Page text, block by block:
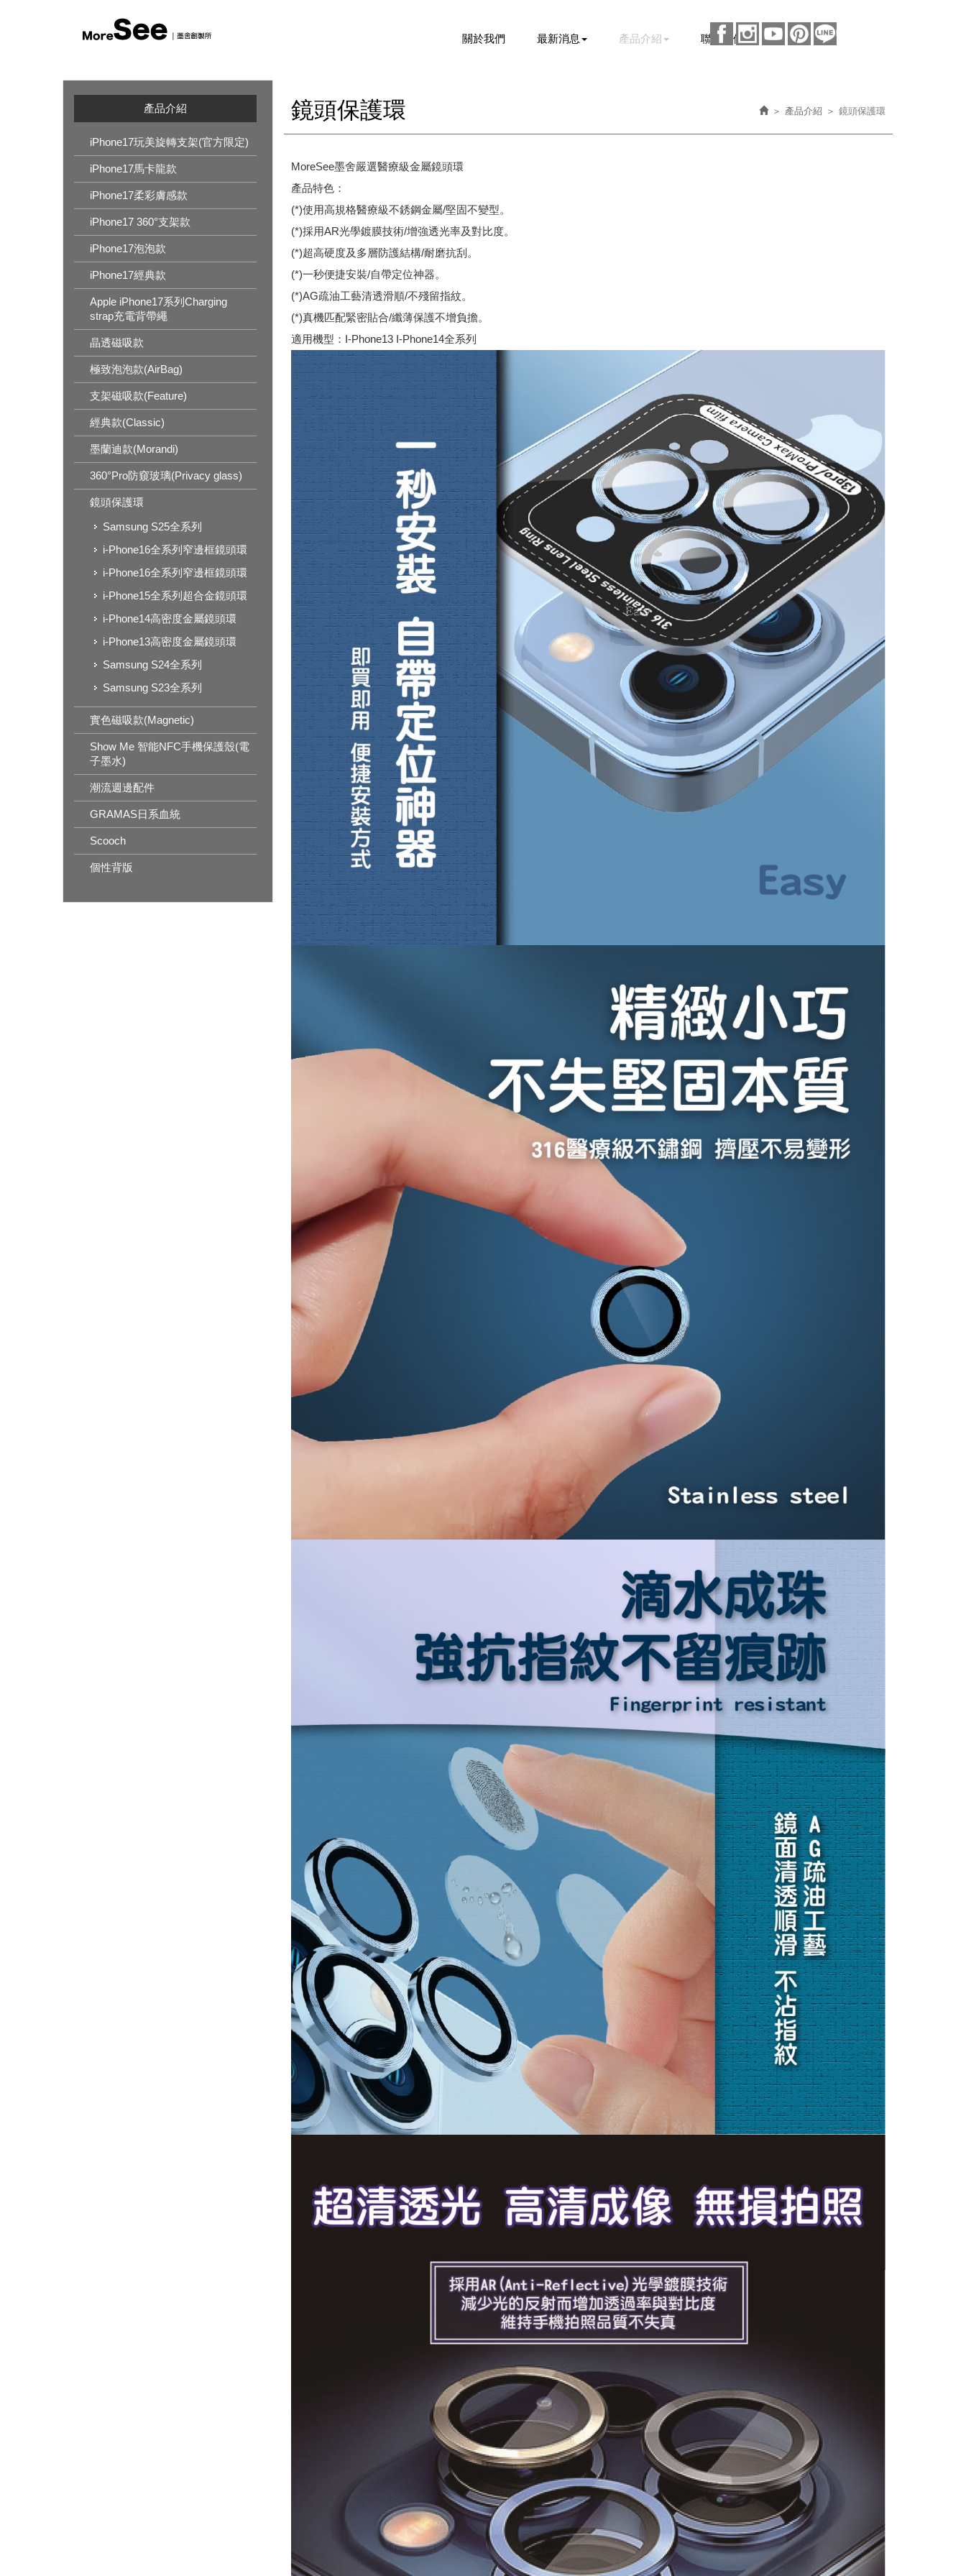
關於我們 最新消息 產品介紹 聯絡我們
產品介紹
iPhone17玩美旋轉支架(官方限定)
iPhone17馬卡龍款
iPhone17柔彩膚感款
iPhone17 360°支架款
iPhone17泡泡款
iPhone17經典款
Apple iPhone17系列Charging
strap充電背帶繩
晶透磁吸款
極致泡泡款(AirBag)
支架磁吸款(Feature)
經典款(Classic)
墨蘭迪款(Morandi)
360°Pro防窺玻璃(Privacy glass)
鏡頭保護環
Samsung S25全系列
i-Phone16全系列窄邊框鏡頭環
i-Phone16全系列窄邊框鏡頭環
i-Phone15全系列超合金鏡頭環
i-Phone14高密度金屬鏡頭環
i-Phone13高密度金屬鏡頭環
Samsung S24全系列
Samsung S23全系列
實色磁吸款(Magnetic)
Show Me 智能NFC手機保護殼(電
子墨水)
潮流週邊配件
GRAMAS日系血統
Scooch
個性背版
產品介紹 鏡頭保護環
鏡頭保護環
MoreSee墨舍嚴選醫療級金屬鏡頭環
產品特色：
(*)使用高規格醫療級不銹鋼金屬/堅固不變型。
(*)採用AR光學鍍膜技術/增強透光率及對比度。
(*)超高硬度及多層防護結構/耐磨抗刮。
(*)一秒便捷安裝/自帶定位神器。
(*)AG疏油工藝清透滑順/不殘留指紋。
(*)真機匹配緊密貼合/纖薄保護不增負擔。
適用機型：I-Phone13 I-Phone14全系列